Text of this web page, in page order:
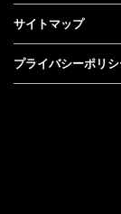
サイトマップ
プライバシーポリ